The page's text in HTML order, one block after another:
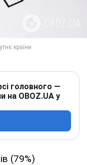
головного —
на OBOZ.UA у
(79%)